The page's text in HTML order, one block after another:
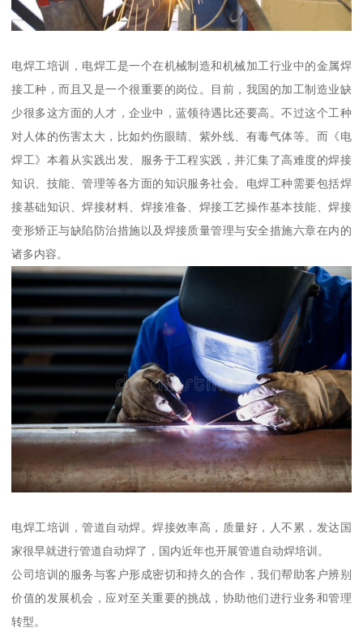
电焊工培训，电焊工是一个在机械制造和机械加工行业中的金属焊
接工种，而且又是一个很重要的岗位。目前，我国的加工制造业缺
少很多这方面的人才，企业中，蓝领待遇比还要高。不过这个工种
对人体的伤害太大，比如灼伤眼睛、紫外线、有毒气体等。而《电
焊工》本着从实践出发、服务于工程实践，并汇集了高难度的焊接
知识、技能、管理等各方面的知识服务社会。电焊工种需要包括焊
接基础知识、焊接材料、焊接准备、焊接工艺操作基本技能、焊接
变形矫正与缺陷防治措施以及焊接质量管理与安全措施六章在内的
诸多内容。
电焊工培训，管道自动焊。焊接效率高，质量好，人不累，发达国
家很早就进行管道自动焊了，国内近年也开展管道自动焊培训。
公司培训的服务与客户形成密切和持久的合作，我们帮助客户辨别
价值的发展机会，应对至关重要的挑战，协助他们进行业务和管理
转型。